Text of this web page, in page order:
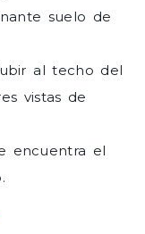
suelo de
al techo del
vistas de
encuentra el